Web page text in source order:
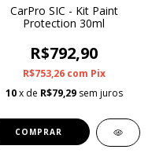
CarPro SIC - Kit Paint
Protection 30ml
R$792,90
R$753,26 com Pix
10 x de R$79,29 sem juros